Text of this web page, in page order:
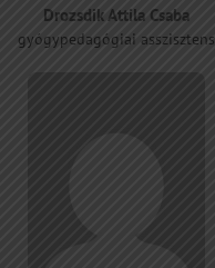
Drozsdik Attila Csaba
gyógypedagógiai asszisztens